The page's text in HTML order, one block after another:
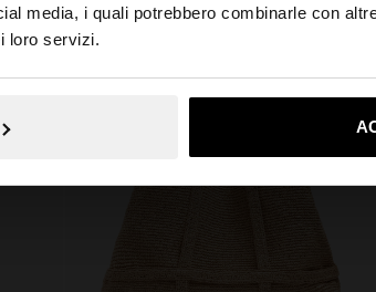
media, i quali potrebbero combinarle con
loro servizi.
Vuoi navigare sul nostro sito United
No, resta in Svizzera